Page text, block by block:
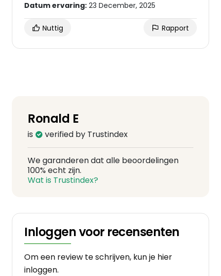
Datum ervaring: 23 December, 2025
Nuttig Rapport
Ronald E
is verified by Trustindex
We garanderen dat alle beoordelingen
100% echt zijn.
Wat is Trustindex?
Inloggen voor recensenten
Om een review te schrijven, kun je hier
inloggen.